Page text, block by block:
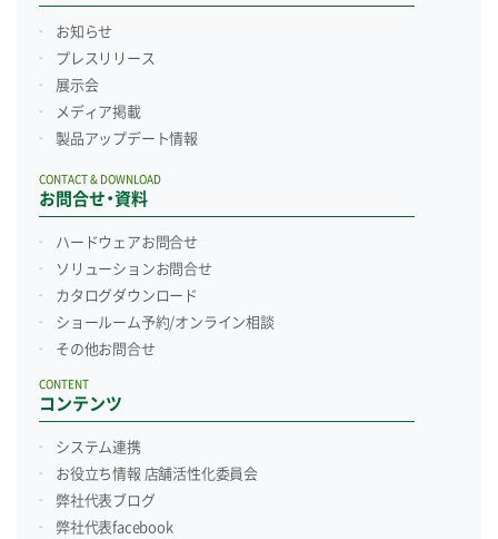
お知らせ
プレスリリース
展示会
メディア掲載
製品アップデート情報
お問合せ・資料
CONTACT & DOWNLOAD
ハードウェアお問合せ
ソリューションお問合せ
カタログダウンロード
ショールーム予約/オンライン相談
その他お問合せ
コンテンツ
CONTENT
システム連携
お役立ち情報 店舗活性化委員会
弊社代表ブログ
弊社代表facebook